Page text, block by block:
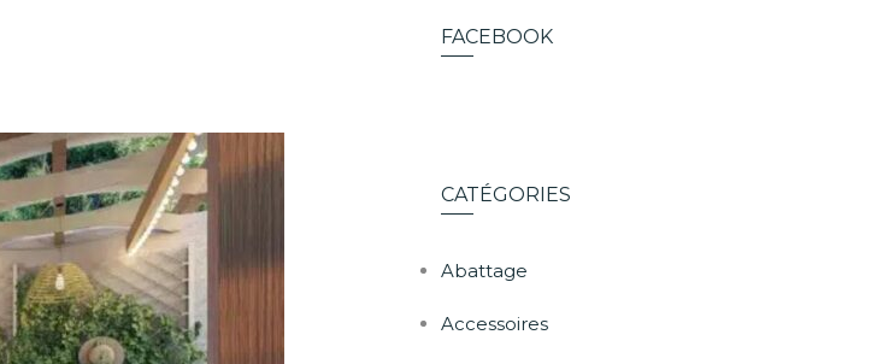
FACEBOOK
CATÉGORIES
Abattage
Accessoires